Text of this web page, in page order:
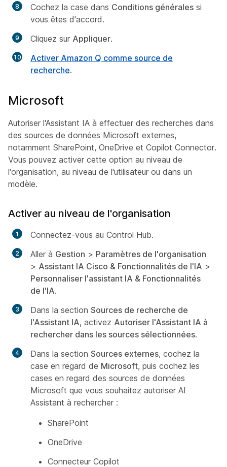
Cochez la case dans Conditions générales si
vous êtes d'accord.
Cliquez sur Appliquer.
Activer Amazon Q comme source de
recherche.
Microsoft
Autoriser l'Assistant IA à effectuer des recherches dans
des sources de données Microsoft externes,
notamment SharePoint, OneDrive et Copilot Connector.
Vous pouvez activer cette option au niveau de
l'organisation, au niveau de l'utilisateur ou dans un
modèle.
Activer au niveau de l'organisation
Connectez-vous au Control Hub.
Aller à Gestion > Paramètres de l'organisation
> Assistant IA Cisco & Fonctionnalités de l'IA >
Personnaliser l'assistant IA & Fonctionnalités
de l'IA.
Dans la section Sources de recherche de
l'Assistant IA, activez Autoriser l'Assistant IA à
rechercher dans les sources sélectionnées.
Dans la section Sources externes, cochez la
case en regard de Microsoft, puis cochez les
cases en regard des sources de données
Microsoft que vous souhaitez autoriser AI
Assistant à rechercher :
SharePoint
OneDrive
Connecteur Copilot